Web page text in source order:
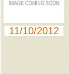
11/10/2012